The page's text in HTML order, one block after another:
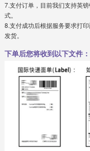
7.支付订单，目前我们支持英
式。
8.支付成功后根据服务要求打
发货。
下单后您将收到以下文件：